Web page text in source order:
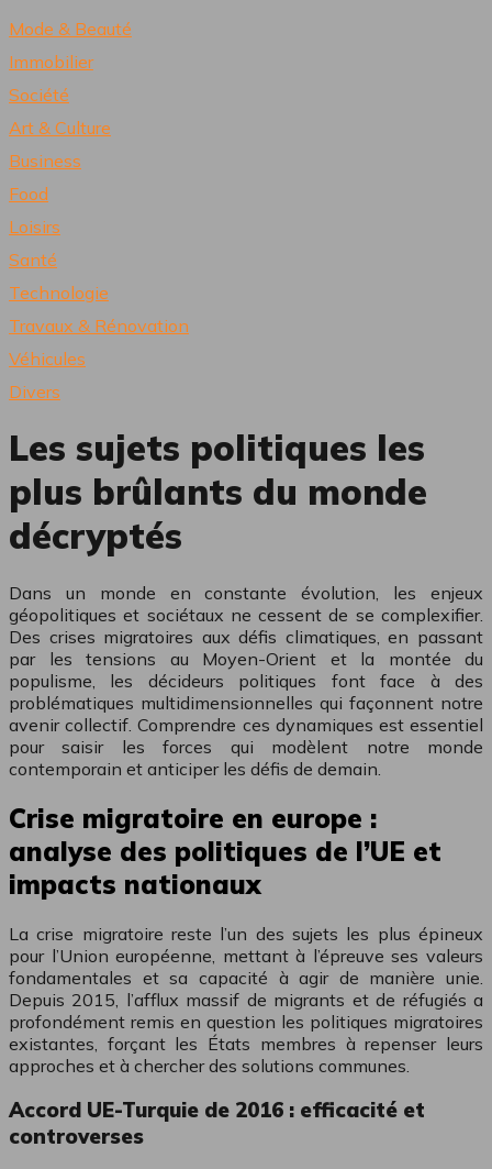
Mode & Beauté
Immobilier
Société
Art & Culture
Business
Food
Loisirs
Santé
Technologie
Travaux & Rénovation
Véhicules
Divers
Les sujets politiques les
plus brûlants du monde
décryptés
Dans un monde en constante évolution, les enjeux
géopolitiques et sociétaux ne cessent de se complexifier.
Des crises migratoires aux défis climatiques, en passant
par les tensions au Moyen-Orient et la montée du
populisme, les décideurs politiques font face à des
problématiques multidimensionnelles qui façonnent notre
avenir collectif. Comprendre ces dynamiques est essentiel
pour saisir les forces qui modèlent notre monde
contemporain et anticiper les défis de demain.
Crise migratoire en europe :
analyse des politiques de l’UE et
impacts nationaux
La crise migratoire reste l’un des sujets les plus épineux
pour l’Union européenne, mettant à l’épreuve ses valeurs
fondamentales et sa capacité à agir de manière unie.
Depuis 2015, l’afflux massif de migrants et de réfugiés a
profondément remis en question les politiques migratoires
existantes, forçant les États membres à repenser leurs
approches et à chercher des solutions communes.
Accord UE-Turquie de 2016 : efficacité et
controverses